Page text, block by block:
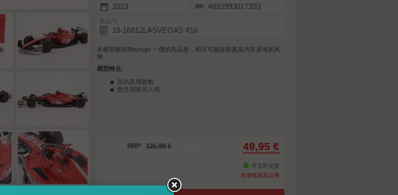
2023 4893993017393
商品号
18-16812LASVEGAS #16
本模型拥有Bburago 一惯的高品质，和尽可能反映真实汽车原有的风
格。
模型特点:
高仿真驾驶舱
包含驾驶员人偶
RRP 126,99 € 49,95 €
可立即送货
含增值税及运费